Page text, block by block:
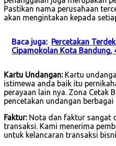
Pastikan nama perusahaan
akan mengintakan kepada
Baca juga: Percetakan
Cipamokolan Kota Bandung,
Kartu Undangan:Kartu
istimewa anda baik itu
perayaan lain nya. Zona Cetak
pencetakan undangan berbagai
Faktur:Nota dan faktur sangat
transaksi. Kami menerima
untuk kelancaran transaksi